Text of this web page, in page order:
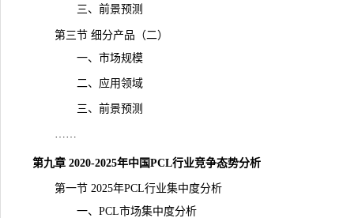
三、前景预测
第三节 细分产品（二）
一、市场规模
二、应用领域
三、前景预测
……
第九章 2020-2025年中国PCL行业竞争态势分析
第一节 2025年PCL行业集中度分析
一、PCL市场集中度分析